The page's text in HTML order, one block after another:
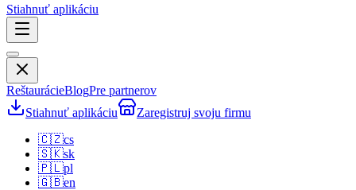
Stiahnuť aplikáciu
ReštaurácieBlogPre partnerov
Stiahnuť aplikáciu
Zaregistruj svoju firmu
🇨🇿cs
🇸🇰sk
🇵🇱pl
🇬🇧en